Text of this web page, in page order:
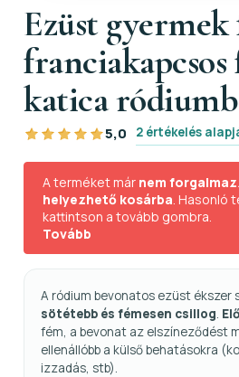
Ezüst
katica
5,0 2 értékelés
A terméket már nem
helyezhető kosárba . Hasonló
kattintson a tovább gombra.
Tovább
A ródium bevonatos ezüst ékszer
sötétebb és fémesen csillog.
fém, a bevonat az elszíneződést
ellenállóbb a külső behatásokra
izzadás, stb).